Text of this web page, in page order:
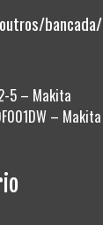
bancada/
5 – Makita
– Makita